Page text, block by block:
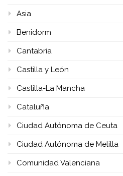
Asia
Benidorm
Cantabria
Castilla y León
Castilla-La Mancha
Cataluña
Ciudad Autónoma de Ceuta
Ciudad Autónoma de Melilla
Comunidad Valenciana